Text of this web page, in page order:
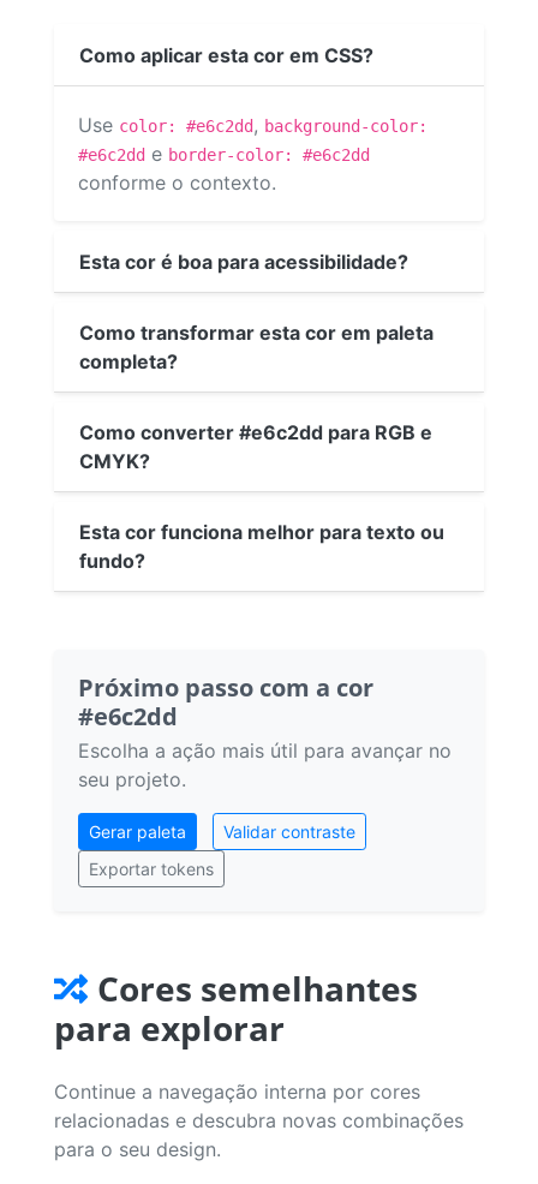
Como aplicar esta cor em CSS?
Use color: #e6c2dd, background-color:
#e6c2dd e border-color: #e6c2dd
conforme o contexto.
Esta cor é boa para acessibilidade?
Como transformar esta cor em paleta
completa?
Como converter #e6c2dd para RGB e
CMYK?
Esta cor funciona melhor para texto ou
fundo?
Próximo passo com a cor
#e6c2dd
Escolha a ação mais útil para avançar no
seu projeto.
Gerar paleta
Validar contraste
Exportar tokens
Cores semelhantes
para explorar
Continue a navegação interna por cores
relacionadas e descubra novas combinações
para o seu design.